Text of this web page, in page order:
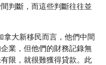
判斷，而這些判斷往往並
大新移民而言，他們中間
業，但他們的財務記錄無
限，就很難獲得貸款。此